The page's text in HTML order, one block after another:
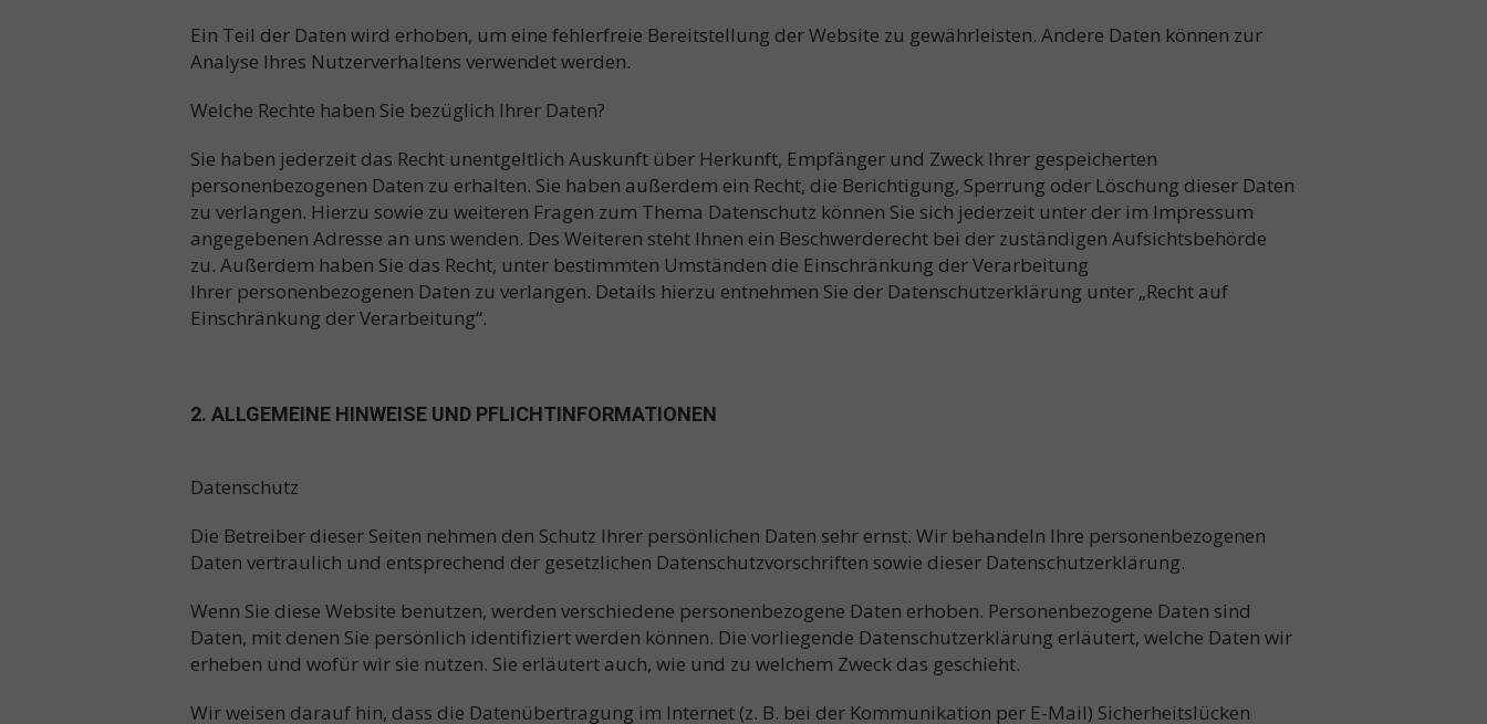
Ein Teil der Daten wird erhoben, um eine fehlerfreie Bereitstellung der Website zu gewährleisten. Andere Daten können zur
Analyse Ihres Nutzerverhaltens verwendet werden.
Welche Rechte haben Sie bezüglich Ihrer Daten?
Sie haben jederzeit das Recht unentgeltlich Auskunft über Herkunft, Empfänger und Zweck Ihrer gespeicherten
personenbezogenen Daten zu erhalten. Sie haben außerdem ein Recht, die Berichtigung, Sperrung oder Löschung dieser Daten
zu verlangen. Hierzu sowie zu weiteren Fragen zum Thema Datenschutz können Sie sich jederzeit unter der im Impressum
angegebenen Adresse an uns wenden. Des Weiteren steht Ihnen ein Beschwerderecht bei der zuständigen Aufsichtsbehörde
zu. Außerdem haben Sie das Recht, unter bestimmten Umständen die Einschränkung der Verarbeitung
Ihrer personenbezogenen Daten zu verlangen. Details hierzu entnehmen Sie der Datenschutzerklärung unter „Recht auf
Einschränkung der Verarbeitung“.
2. ALLGEMEINE HINWEISE UND PFLICHTINFORMATIONEN
Datenschutz
Die Betreiber dieser Seiten nehmen den Schutz Ihrer persönlichen Daten sehr ernst. Wir behandeln Ihre personenbezogenen
Daten vertraulich und entsprechend der gesetzlichen Datenschutzvorschriften sowie dieser Datenschutzerklärung.
Wenn Sie diese Website benutzen, werden verschiedene personenbezogene Daten erhoben. Personenbezogene Daten sind
Daten, mit denen Sie persönlich identifiziert werden können. Die vorliegende Datenschutzerklärung erläutert, welche Daten wir
erheben und wofür wir sie nutzen. Sie erläutert auch, wie und zu welchem Zweck das geschieht.
Wir weisen darauf hin, dass die Datenübertragung im Internet (z. B. bei der Kommunikation per E-Mail) Sicherheitslücken